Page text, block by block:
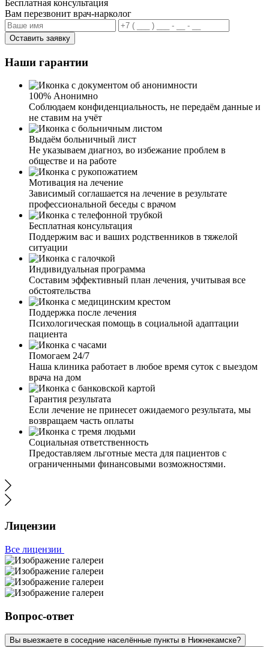
Бесплатная консультация
Вам перезвонит врач-нарколог
Оставить заявку
Наши гарантии
100% Анонимно
Соблюдаем конфиденциальность, не передаём данные и
не ставим на учёт
Выдаём больничный лист
Не указываем диагноз, во избежание проблем в
обществе и на работе
Мотивация на лечение
Зависимый соглашается на лечение в результате
профессиональной беседы с врачом
Бесплатная консультация
Поддержим вас и ваших родственников в тяжелой
ситуации
Индивидуальная программа
Составим эффективный план лечения, учитывая все
обстоятельства
Поддержка после лечения
Психологическая помощь в социальной адаптации
пациента
Помогаем 24/7
Наша клиника работает в любое время суток с выездом
врача на дом
Гарантия результата
Если лечение не принесет ожидаемого результата, мы
возвращаем часть оплаты
Социальная ответственность
Предоставляем льготные места для пациентов с
ограниченными финансовыми возможностями.
Лицензии
Все лицензии
Вопрос-ответ
Вы выезжаете в соседние населённые пункты в Нижнекамске?